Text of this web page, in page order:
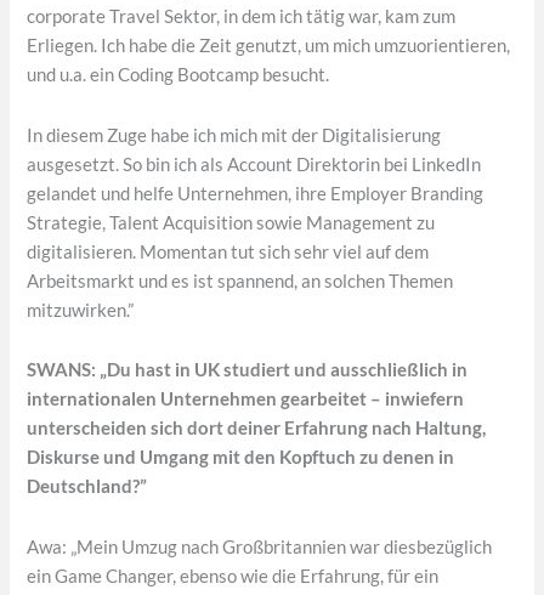
corporate Travel Sektor, in dem ich tätig war, kam zum
Erliegen. Ich habe die Zeit genutzt, um mich umzuorientieren,
und u.a. ein Coding Bootcamp besucht.
In diesem Zuge habe ich mich mit der Digitalisierung
ausgesetzt. So bin ich als Account Direktorin bei LinkedIn
gelandet und helfe Unternehmen, ihre Employer Branding
Strategie, Talent Acquisition sowie Management zu
digitalisieren. Momentan tut sich sehr viel auf dem
Arbeitsmarkt und es ist spannend, an solchen Themen
mitzuwirken.”
SWANS: „Du hast in UK studiert und ausschließlich in
internationalen Unternehmen gearbeitet – inwiefern
unterscheiden sich dort deiner Erfahrung nach Haltung,
Diskurse und Umgang mit den Kopftuch zu denen in
Deutschland?”
Awa: „Mein Umzug nach Großbritannien war diesbezüglich
ein Game Changer, ebenso wie die Erfahrung, für ein